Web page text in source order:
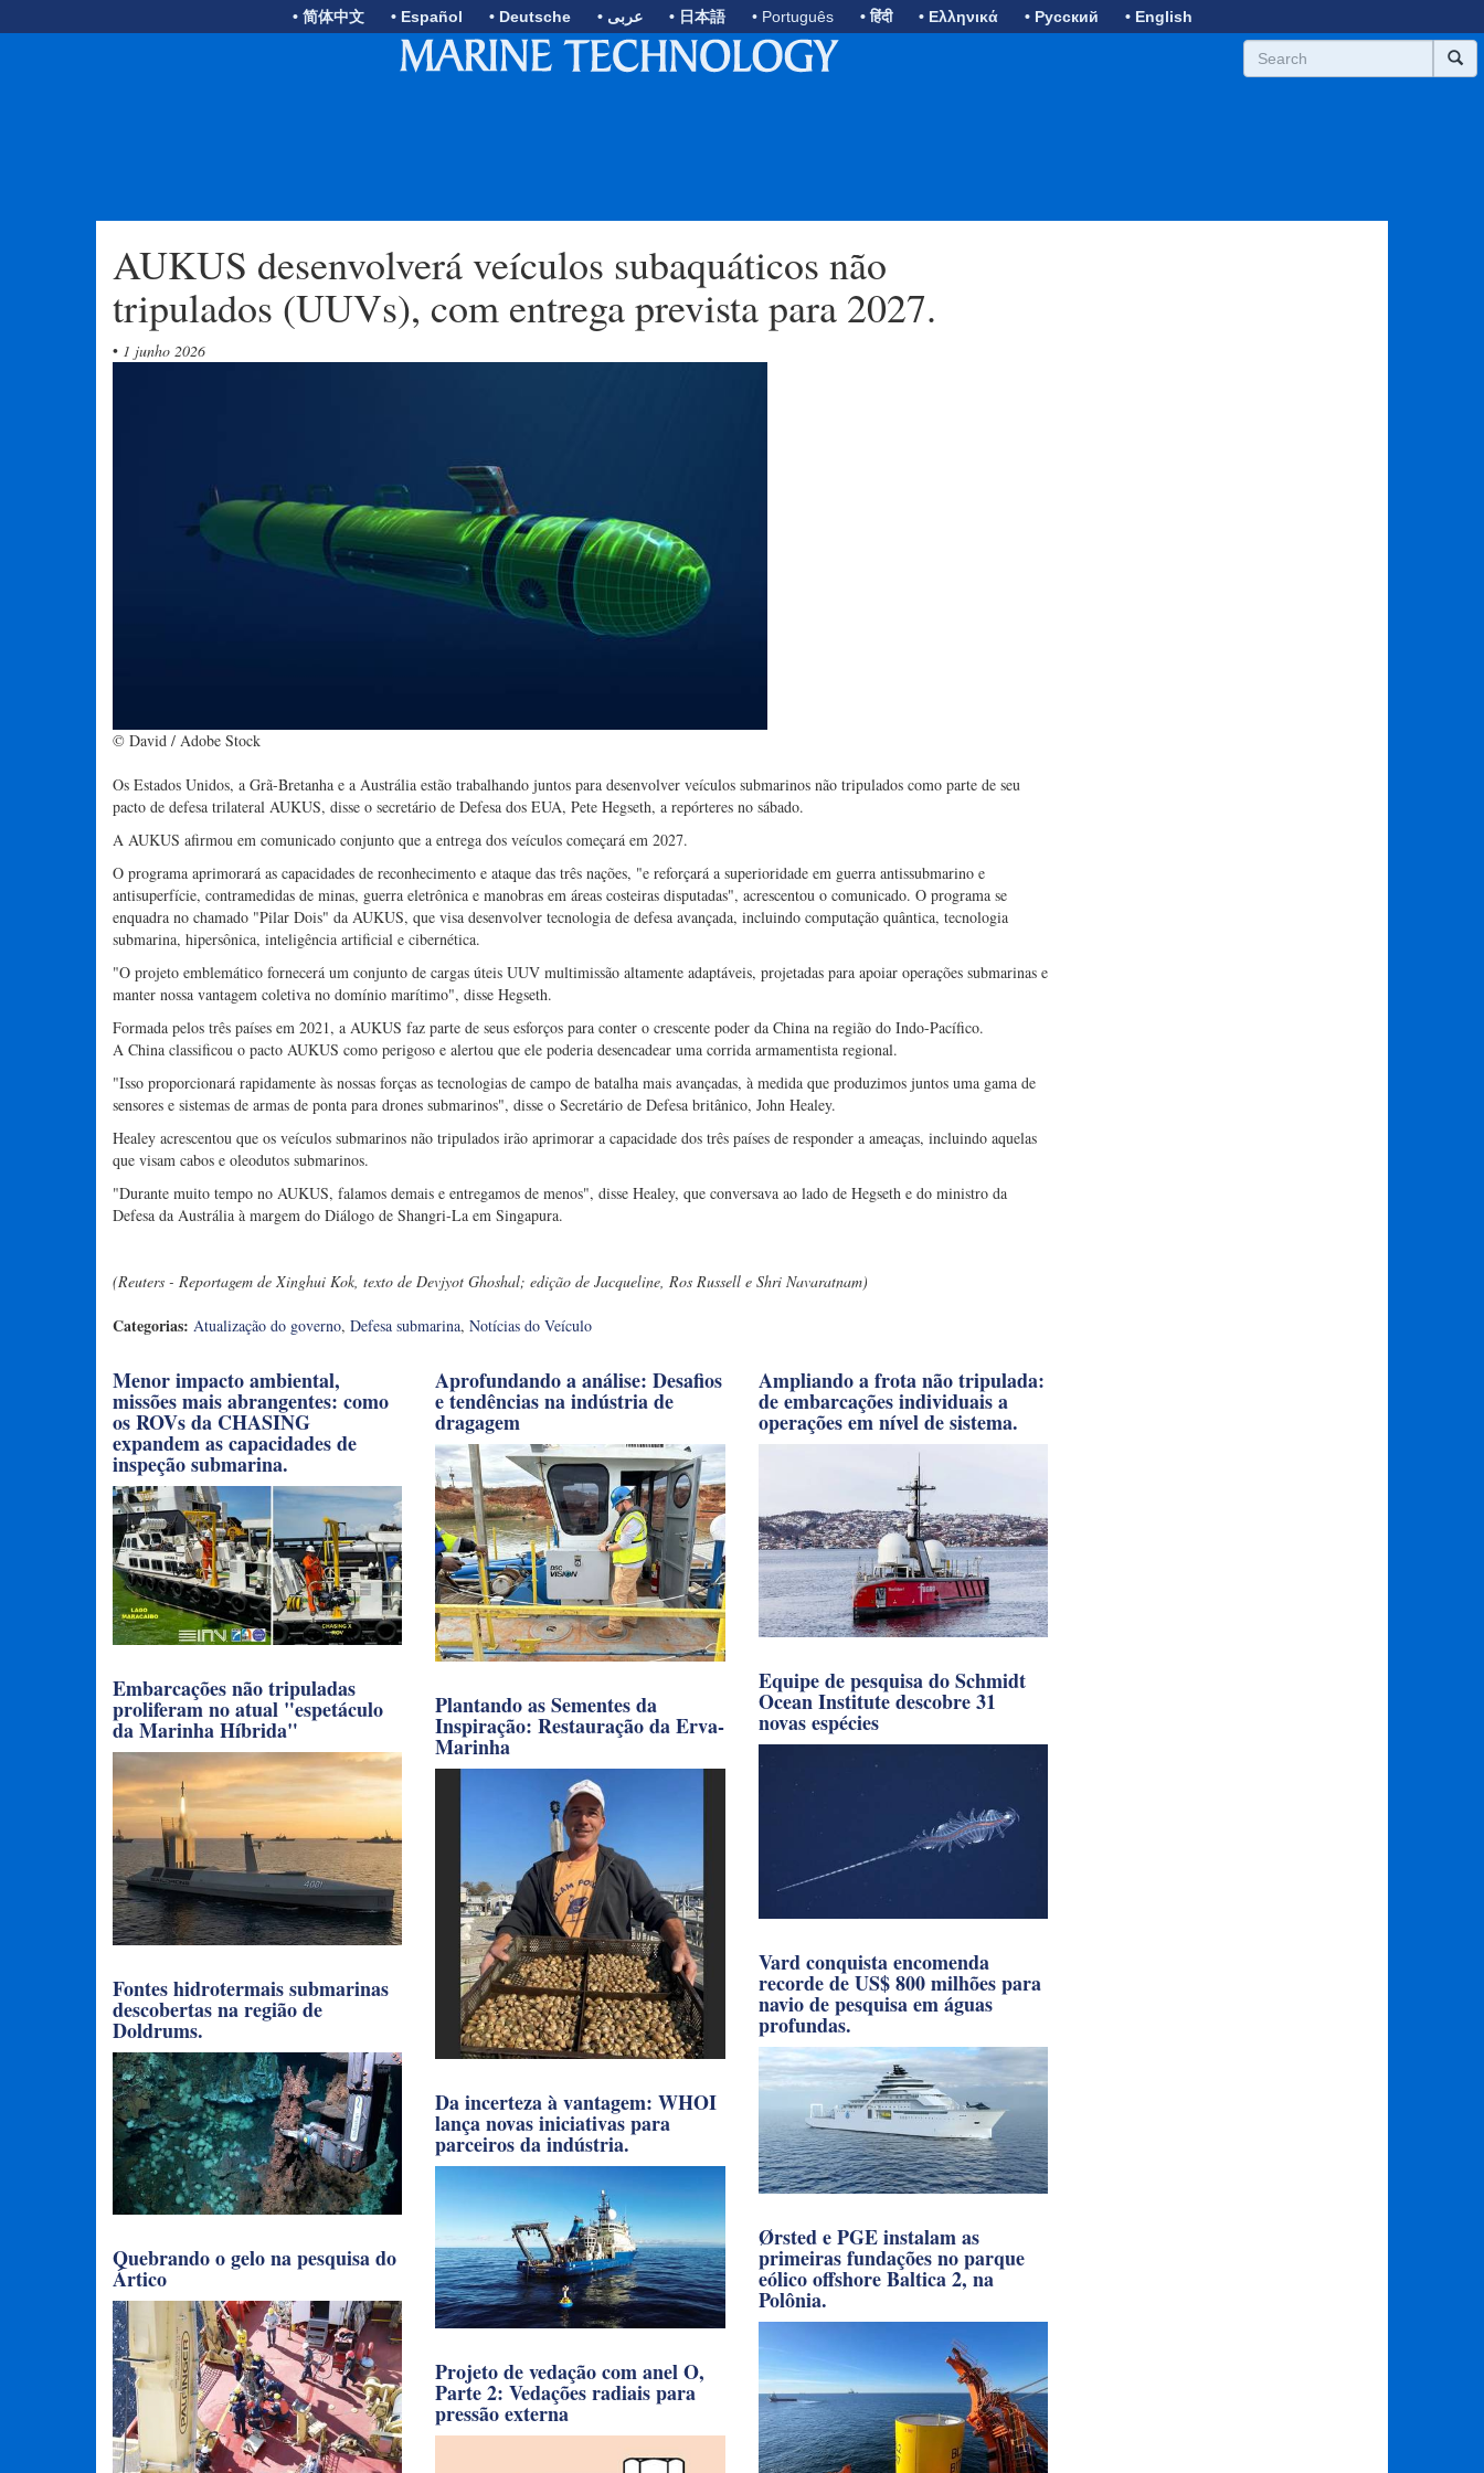
• 简体中文 • Español • Deutsche • عربى • 日本語 • Português • हिंदी • Ελληνικά • Русский • English
AUKUS desenvolverá veículos subaquáticos não
tripulados (UUVs), com entrega prevista para 2027.
• 1 junho 2026
© David / Adobe Stock
Os Estados Unidos, a Grã-Bretanha e a Austrália estão trabalhando juntos para desenvolver veículos submarinos não tripulados como parte de seu
pacto de defesa trilateral AUKUS, disse o secretário de Defesa dos EUA, Pete Hegseth, a repórteres no sábado.
A AUKUS afirmou em comunicado conjunto que a entrega dos veículos começará em 2027.
O programa aprimorará as capacidades de reconhecimento e ataque das três nações, "e reforçará a superioridade em guerra antissubmarino e
antisuperfície, contramedidas de minas, guerra eletrônica e manobras em áreas costeiras disputadas", acrescentou o comunicado. O programa se
enquadra no chamado "Pilar Dois" da AUKUS, que visa desenvolver tecnologia de defesa avançada, incluindo computação quântica, tecnologia
submarina, hipersônica, inteligência artificial e cibernética.
"O projeto emblemático fornecerá um conjunto de cargas úteis UUV multimissão altamente adaptáveis, projetadas para apoiar operações submarinas e
manter nossa vantagem coletiva no domínio marítimo", disse Hegseth.
Formada pelos três países em 2021, a AUKUS faz parte de seus esforços para conter o crescente poder da China na região do Indo-Pacífico.
A China classificou o pacto AUKUS como perigoso e alertou que ele poderia desencadear uma corrida armamentista regional.
"Isso proporcionará rapidamente às nossas forças as tecnologias de campo de batalha mais avançadas, à medida que produzimos juntos uma gama de
sensores e sistemas de armas de ponta para drones submarinos", disse o Secretário de Defesa britânico, John Healey.
Healey acrescentou que os veículos submarinos não tripulados irão aprimorar a capacidade dos três países de responder a ameaças, incluindo aquelas
que visam cabos e oleodutos submarinos.
"Durante muito tempo no AUKUS, falamos demais e entregamos de menos", disse Healey, que conversava ao lado de Hegseth e do ministro da
Defesa da Austrália à margem do Diálogo de Shangri-La em Singapura.
(Reuters - Reportagem de Xinghui Kok, texto de Devjyot Ghoshal; edição de Jacqueline, Ros Russell e Shri Navaratnam)
Categorias: Atualização do governo, Defesa submarina, Notícias do Veículo
Menor impacto ambiental,
missões mais abrangentes: como
os ROVs da CHASING
expandem as capacidades de
inspeção submarina.
Embarcações não tripuladas
proliferam no atual "espetáculo
da Marinha Híbrida"
Fontes hidrotermais submarinas
descobertas na região de
Doldrums.
Quebrando o gelo na pesquisa do
Ártico
Aprofundando a análise: Desafios
e tendências na indústria de
dragagem
Plantando as Sementes da
Inspiração: Restauração da Erva-
Marinha
Da incerteza à vantagem: WHOI
lança novas iniciativas para
parceiros da indústria.
Projeto de vedação com anel O,
Parte 2: Vedações radiais para
pressão externa
Ampliando a frota não tripulada:
de embarcações individuais a
operações em nível de sistema.
Equipe de pesquisa do Schmidt
Ocean Institute descobre 31
novas espécies
Vard conquista encomenda
recorde de US$ 800 milhões para
navio de pesquisa em águas
profundas.
Ørsted e PGE instalam as
primeiras fundações no parque
eólico offshore Baltica 2, na
Polônia.